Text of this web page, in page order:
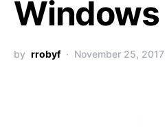
Windows
by rrobyf November 25, 2017